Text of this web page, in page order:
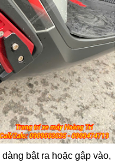
bật ra hoặc gập vào,